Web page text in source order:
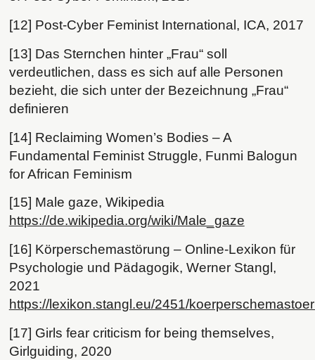
[12] Post-Cyber Feminist International, ICA, 2017
[13] Das Sternchen hinter „Frau“ soll
verdeutlichen, dass es sich auf alle Personen
bezieht, die sich unter der Bezeichnung „Frau“
definieren
[14] Reclaiming Women’s Bodies – A
Fundamental Feminist Struggle, Funmi Balogun
for African Feminism
[15] Male gaze, Wikipedia
https://de.wikipedia.org/wiki/Male_gaze
[16] Körperschemastörung – Online-Lexikon für
Psychologie und Pädagogik, Werner Stangl,
2021
https://lexikon.stangl.eu/2451/
[17] Girls fear criticism for being themselves,
Girlguiding, 2020